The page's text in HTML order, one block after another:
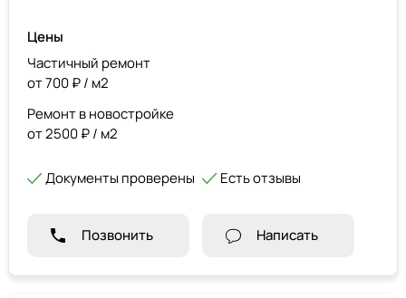
Цены
Частичный ремонт
от 700 ₽ / м2
Ремонт в новостройке
от 2500 ₽ / м2
Документы проверены Есть отзывы
Позвонить Написать